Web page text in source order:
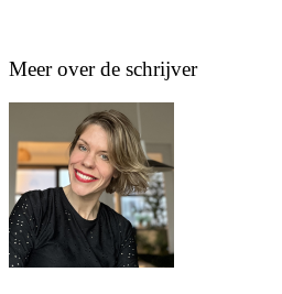
Meer over de schrijver